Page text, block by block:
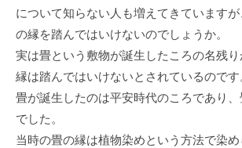
について知らない人も増えてきています
の縁を踏んではいけないのでしょうか。
実は畳という敷物が誕生したころの名残
縁は踏んではいけないとされているのです
畳が誕生したのは平安時代のころであり
でした。
当時の畳の縁は植物染めという方法で染